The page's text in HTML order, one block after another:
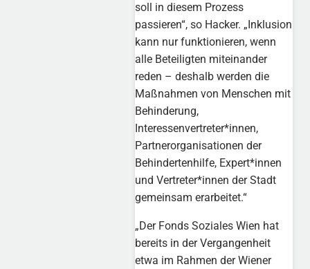
soll in diesem Prozess
passieren“, so Hacker. „Inklusion
kann nur funktionieren, wenn
alle Beteiligten miteinander
reden – deshalb werden die
Maßnahmen von Menschen mit
Behinderung,
Interessenvertreter*innen,
Partnerorganisationen der
Behindertenhilfe, Expert*innen
und Vertreter*innen der Stadt
gemeinsam erarbeitet.“
„Der Fonds Soziales Wien hat
bereits in der Vergangenheit
etwa im Rahmen der Wiener